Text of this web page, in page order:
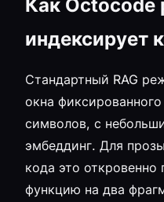
Как Octocode
индексирует
Стандартный RAG
окна
символов, с
эмбеддинг. Для
кода это откровенно
функцию на два